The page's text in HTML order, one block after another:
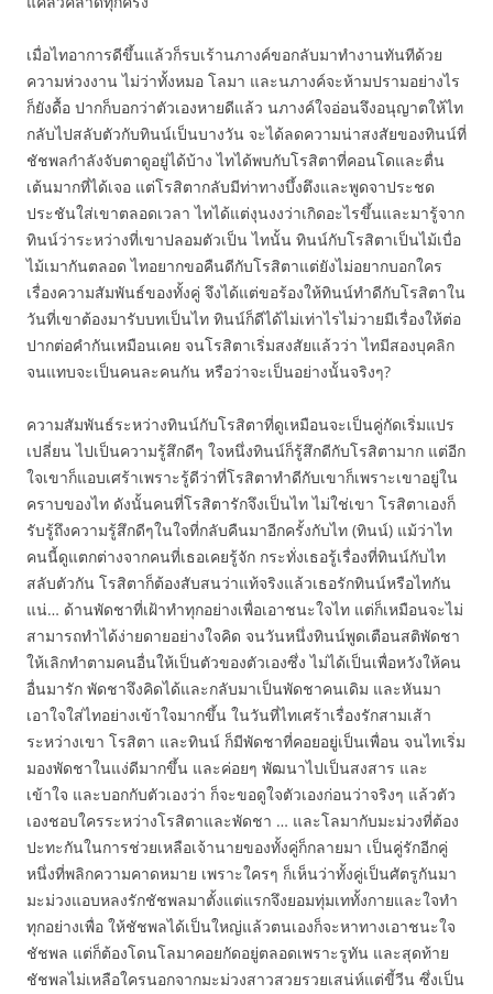
เมื่อไทอาการดีขึ้นแล้วก็รบเร้านภางค์ขอกลับมาทำงานทันทีด้วย
ความห่วงงาน ไม่ว่าทั้งหมอ โลมา และนภางค์จะห้ามปรามอย่างไร
ก็ยังดื้อ ปากก็บอกว่าตัวเองหายดีแล้ว นภางค์ใจอ่อนจึงอนุญาตให้ไท
กลับไปสลับตัวกับทินน์เป็นบางวัน จะได้ลดความน่าสงสัยของทินน์ที่
ชัชพลกำลังจับตาดูอยู่ได้บ้าง ไทได้พบกับโรสิตาที่คอนโดและตื่น
เต้นมากที่ได้เจอ แต่โรสิตากลับมีท่าทางบึ้งตึงและพูดจาประชด
ประชันใส่เขาตลอดเวลา ไทได้แต่งุนงงว่าเกิดอะไรขึ้นและมารู้จาก
ทินน์ว่าระหว่างที่เขาปลอมตัวเป็น ไทนั้น ทินน์กับโรสิตาเป็นไม้เบื่อ
ไม้เมากันตลอด ไทอยากขอคืนดีกับโรสิตาแต่ยังไม่อยากบอกใคร
เรื่องความสัมพันธ์ของทั้งคู่ จึงได้แต่ขอร้องให้ทินน์ทำดีกับโรสิตาใน
วันที่เขาต้องมารับบทเป็นไท ทินน์ก็ดีได้ไม่เท่าไรไม่วายมีเรื่องให้ต่อ
ปากต่อคำกันเหมือนเคย จนโรสิตาเริ่มสงสัยแล้วว่า ไทมีสองบุคลิก
จนแทบจะเป็นคนละคนกัน หรือว่าจะเป็นอย่างนั้นจริงๆ?
ความสัมพันธ์ระหว่างทินน์กับโรสิตาที่ดูเหมือนจะเป็นคู่กัดเริ่มแปร
เปลี่ยน ไปเป็นความรู้สึกดีๆ ใจหนึ่งทินน์ก็รู้สึกดีกับโรสิตามาก แต่อีก
ใจเขาก็แอบเศร้าเพราะรู้ดีว่าที่โรสิตาทำดีกับเขาก็เพราะเขาอยู่ใน
คราบของไท ดังนั้นคนที่โรสิตารักจึงเป็นไท ไม่ใช่เขา โรสิตาเองก็
รับรู้ถึงความรู้สึกดีๆในใจที่กลับคืนมาอีกครั้งกับไท (ทินน์) แม้ว่าไท
คนนี้ดูแตกต่างจากคนที่เธอเคยรู้จัก กระทั่งเธอรู้เรื่องที่ทินน์กับไท
สลับตัวกัน โรสิตาก็ต้องสับสนว่าแท้จริงแล้วเธอรักทินน์หรือไทกัน
แน่… ด้านพัดชาที่เฝ้าทำทุกอย่างเพื่อเอาชนะใจไท แต่ก็เหมือนจะไม่
สามารถทำได้ง่ายดายอย่างใจคิด จนวันหนึ่งทินน์พูดเตือนสติพัดชา
ให้เลิกทำตามคนอื่นให้เป็นตัวของตัวเองซึ่ง ไม่ได้เป็นเพื่อหวังให้คน
อื่นมารัก พัดชาจึงคิดได้และกลับมาเป็นพัดชาคนเดิม และหันมา
เอาใจใส่ไทอย่างเข้าใจมากขึ้น ในวันที่ไทเศร้าเรื่องรักสามเส้า
ระหว่างเขา โรสิตา และทินน์ ก็มีพัดชาที่คอยอยู่เป็นเพื่อน จนไทเริ่ม
มองพัดชาในแง่ดีมากขึ้น และค่อยๆ พัฒนาไปเป็นสงสาร และ
เข้าใจ และบอกกับตัวเองว่า ก็จะขอดูใจตัวเองก่อนว่าจริงๆ แล้วตัว
เองชอบใครระหว่างโรสิตาและพัดชา … และโลมากับมะม่วงที่ต้อง
ปะทะกันในการช่วยเหลือเจ้านายของทั้งคู่ก็กลายมา เป็นคู่รักอีกคู่
หนึ่งที่พลิกความคาดหมาย เพราะใครๆ ก็เห็นว่าทั้งคู่เป็นศัตรูกันมา
มะม่วงแอบหลงรักชัชพลมาตั้งแต่แรกจึงยอมทุ่มเททั้งกายและใจทำ
ทุกอย่างเพื่อ ให้ชัชพลได้เป็นใหญ่แล้วตนเองก็จะหาทางเอาชนะใจ
ชัชพล แต่ก็ต้องโดนโลมาคอยกัดอยู่ตลอดเพราะรูทัน และสุดท้าย
ชัชพลไม่เหลือใครนอกจากมะม่วงสาวสวยรวยเสน่ห์แต่ขี้วีน ซึ่งเป็น